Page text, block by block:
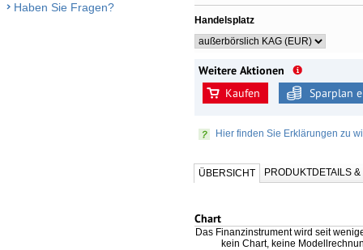
Haben Sie Fragen?
Handelsplatz
Weitere Aktionen
Kaufen
Sparplan
Hier finden Sie Erklärungen zu
ÜBERSICHT PRODUKTDETAILS
Chart
Das Finanzinstrument wird seit
kein Chart, keine